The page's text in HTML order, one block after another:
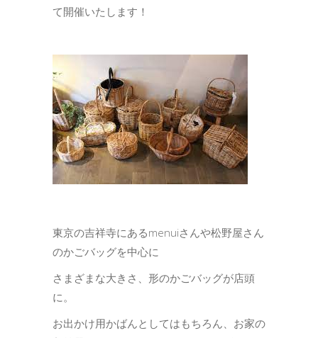
て開催いたします！
東京の吉祥寺にあるmenuiさんや松野屋さん
のかごバッグを中心に
さまざまな大きさ、形のかごバッグが店頭
に。
お出かけ用かばんとしてはもちろん、お家の